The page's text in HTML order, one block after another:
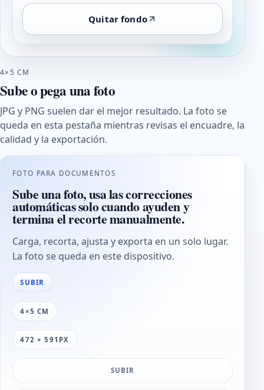
Quitar fondo
4×5 CM
Sube o pega una foto
JPG y PNG suelen dar el mejor resultado. La foto se
queda en esta pestaña mientras revisas el encuadre, la
calidad y la exportación.
FOTO PARA DOCUMENTOS
Sube una foto, usa las correcciones
automáticas solo cuando ayuden y
termina el recorte manualmente.
Carga, recorta, ajusta y exporta en un solo lugar.
La foto se queda en este dispositivo.
SUBIR
4×5 CM
472 × 591PX
SUBIR